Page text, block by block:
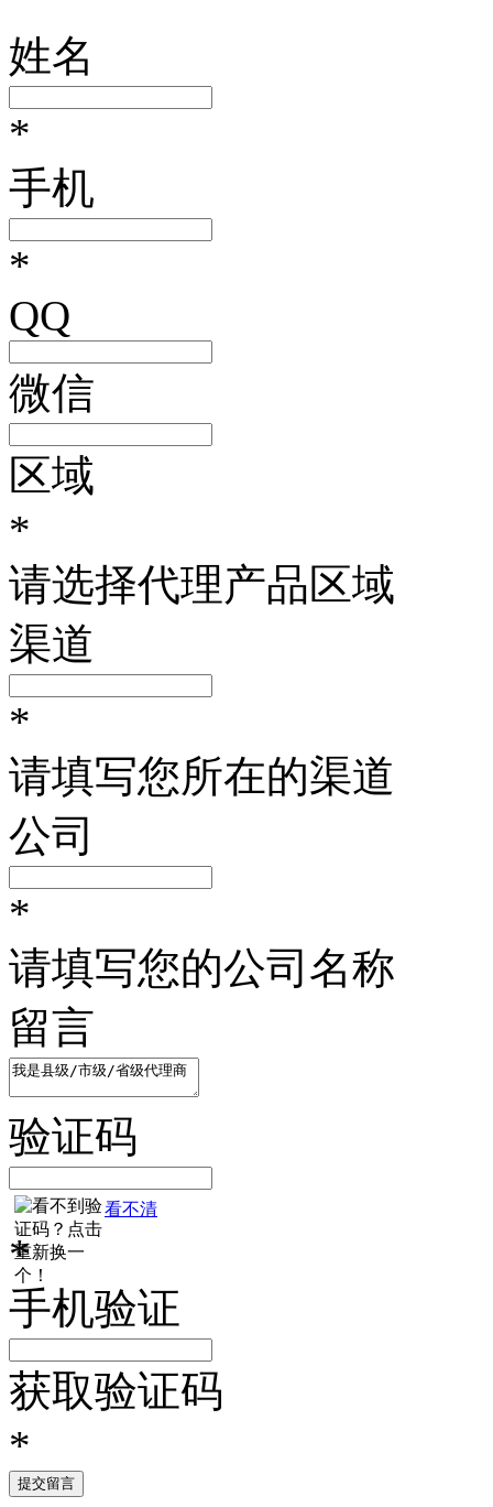
姓名
*
手机
*
QQ
微信
区域
*
请选择代理产品区域
渠道
*
请填写您所在的渠道
公司
*
请填写您的公司名称
留言
验证码
看不清
*
手机验证
获取验证码
*
提交留言